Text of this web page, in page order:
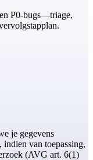
P0-bugs—triage,
je gegevens
indien van toepassing,
(AVG art. 6(1)